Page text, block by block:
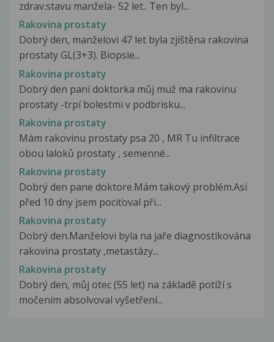
zdrav.stavu manžela- 52 let.. Ten byl...
Rakovina prostaty
Dobrý den, manželovi 47 let byla zjištěna rakovina
prostaty GL(3+3). Biopsie...
Rakovina prostaty
Dobrý den paní doktorka můj muž ma rakovinu
prostaty -trpí bolestmi v podbrisku...
Rakovina prostaty
Mám rakovinu prostaty psa 20 , MR Tu infiltrace
obou laloků prostaty , semenné...
Rakovina prostaty
Dobrý den pane doktore.Mám takový problém.Asi
před 10 dny jsem pociťoval při...
Rakovina prostaty
Dobrý den.Manželovi byla na jaře diagnostikována
rakovina prostaty ,metastázy...
Rakovina prostaty
Dobrý den, můj otec (55 let) na základě potíží s
močením absolvoval vyšetření...